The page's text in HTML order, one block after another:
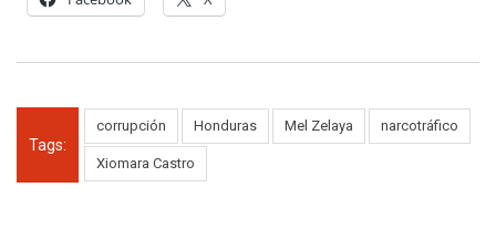
Tags:
corrupción Honduras Mel Zelaya narcotráfico
Xiomara Castro